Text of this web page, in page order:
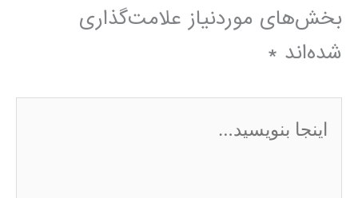
بخش‌های موردنیاز علامت‌گذاری
شده‌اند *
اینجا
بنویسید…